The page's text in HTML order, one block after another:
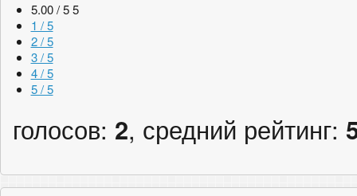
5.00 / 5 5
1 / 5
2 / 5
3 / 5
4 / 5
5 / 5
голосов: 2, средний рейтинг: